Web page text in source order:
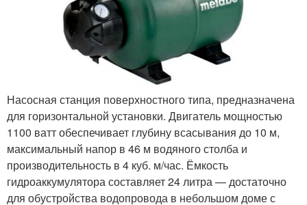
Насосная станция поверхностного типа, предназначена
для горизонтальной установки. Двигатель мощностью
1100 ватт обеспечивает глубину всасывания до 10 м,
максимальный напор в 46 м водяного столба и
производительность в 4 куб. м/час. Ёмкость
гидроаккумулятора составляет 24 литра — достаточно
для обустройства водопровода в небольшом доме с